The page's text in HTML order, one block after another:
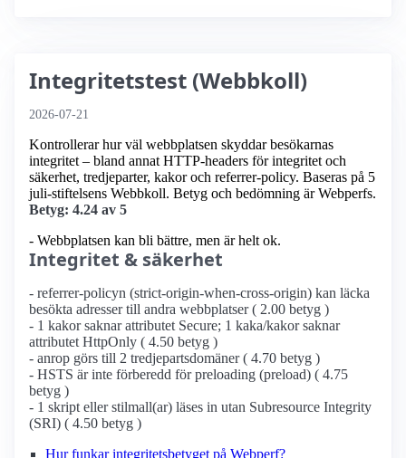
Integritetstest (Webbkoll)
2026-07-21
Kontrollerar hur väl webbplatsen skyddar besökarnas
integritet – bland annat HTTP-headers för integritet och
säkerhet, tredjeparter, kakor och referrer-policy. Baseras på 5
juli-stiftelsens Webbkoll. Betyg och bedömning är Webperfs.
Betyg: 4.24 av 5
- Webbplatsen kan bli bättre, men är helt ok.
Integritet & säkerhet
- referrer-policyn (strict-origin-when-cross-origin) kan läcka
besökta adresser till andra webbplatser ( 2.00 betyg )
- 1 kakor saknar attributet Secure; 1 kaka/kakor saknar
attributet HttpOnly ( 4.50 betyg )
- anrop görs till 2 tredjepartsdomäner ( 4.70 betyg )
- HSTS är inte förberedd för preloading (preload) ( 4.75
betyg )
- 1 skript eller stilmall(ar) läses in utan Subresource Integrity
(SRI) ( 4.50 betyg )
Hur funkar integritetsbetyget på Webperf?